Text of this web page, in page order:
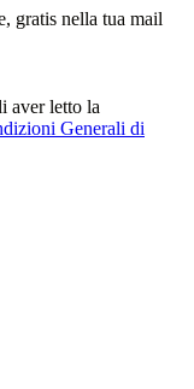
gratis nella tua mail
aver letto la
Generali di